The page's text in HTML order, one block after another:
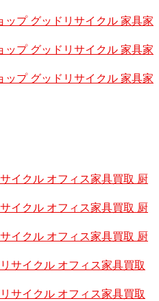
ップ グッドリサイクル 家具家
ップ グッドリサイクル 家具家
ップ グッドリサイクル 家具家
イクル オフィス家具買取 厨
イクル オフィス家具買取 厨
イクル オフィス家具買取 厨
サイクル オフィス家具買取
サイクル オフィス家具買取